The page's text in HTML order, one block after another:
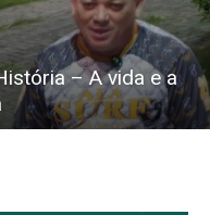
– A vida e a